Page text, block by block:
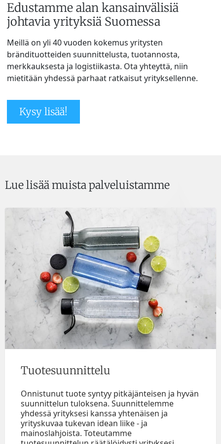
Edustamme alan kansainvälisiä
johtavia yrityksiä Suomessa
Meillä on yli 40 vuoden kokemus yritysten
brändituotteiden suunnittelusta, tuotannosta,
merkkauksesta ja logistiikasta. Ota yhteyttä, niin
mietitään yhdessä parhaat ratkaisut yrityksellenne.
Kysy lisää!
Lue lisää muista palveluistamme
Tuotesuunnittelu
Onnistunut tuote syntyy pitkäjänteisen ja hyvän
suunnittelun tuloksena. Suunnittelemme
yhdessä yrityksesi kanssa yhtenäisen ja
yrityskuvaa tukevan idean liike - ja
mainoslahjoista. Toteutamme